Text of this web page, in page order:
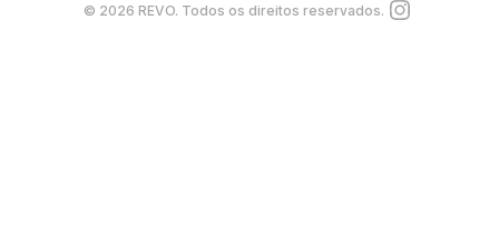
© 2026 REVO. Todos os direitos reservados.